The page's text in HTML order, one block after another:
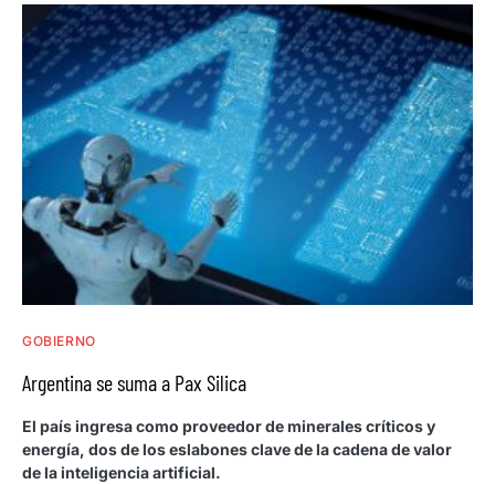
GOBIERNO
Argentina se suma a Pax Silica
El país ingresa como proveedor de minerales críticos y
energía, dos de los eslabones clave de la cadena de valor
de la inteligencia artificial.